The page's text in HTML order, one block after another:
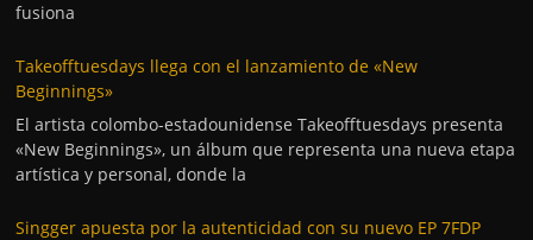
fusiona
Takeofftuesdays llega con el lanzamiento de «New
Beginnings»
El artista colombo-estadounidense Takeofftuesdays presenta
«New Beginnings», un álbum que representa una nueva etapa
artística y personal, donde la
Singger apuesta por la autenticidad con su nuevo EP 7FDP